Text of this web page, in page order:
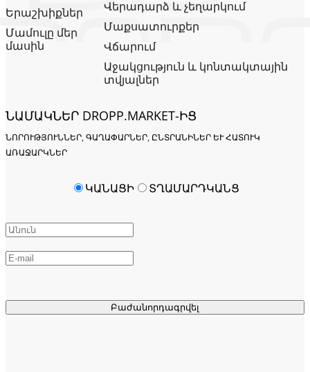
Երաշխիքներ
Մամուլը մեր
մասին
Վերադարձ և չեղարկում
Մաքսատուրքեր
Վճարում
Աջակցություն և կոնտակտային
տվյալներ
ՆԱՄԱԿՆԵՐ DROPP.MARKET-ԻՑ
ՆՈՐՈՒԹՅՈՒՆՆԵՐ, ԳԱՂԱՓԱՐՆԵՐ, ԸՆՏՐԱՆԻՆԵՐ ԵՒ ՀԱՏՈՒԿ Ա
ՌԱՋԱՐԿՆԵՐ
Բաժանորդագրվել
ԿԱՆԱՑԻ ՏՂԱՄԱՐԴԿԱՆՑ